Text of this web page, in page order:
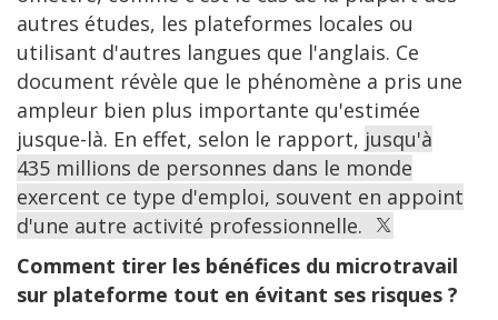
autres études, les plateformes locales ou
utilisant d'autres langues que l'anglais. Ce
document révèle que le phénomène a pris une
ampleur bien plus importante qu'estimée
jusque-là. En effet, selon le rapport, jusqu'à
435 millions de personnes dans le monde
exercent ce type d'emploi, souvent en appoint
d'une autre activité professionnelle.
Comment tirer les bénéfices du microtravail
sur plateforme tout en évitant ses risques ?